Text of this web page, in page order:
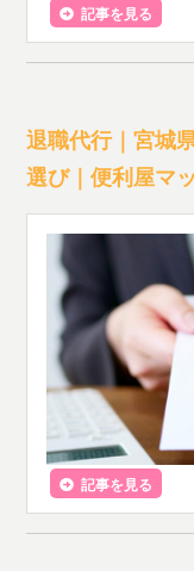
記事を見る
退職代行｜宮城
選び｜便利屋マ
記事を見る